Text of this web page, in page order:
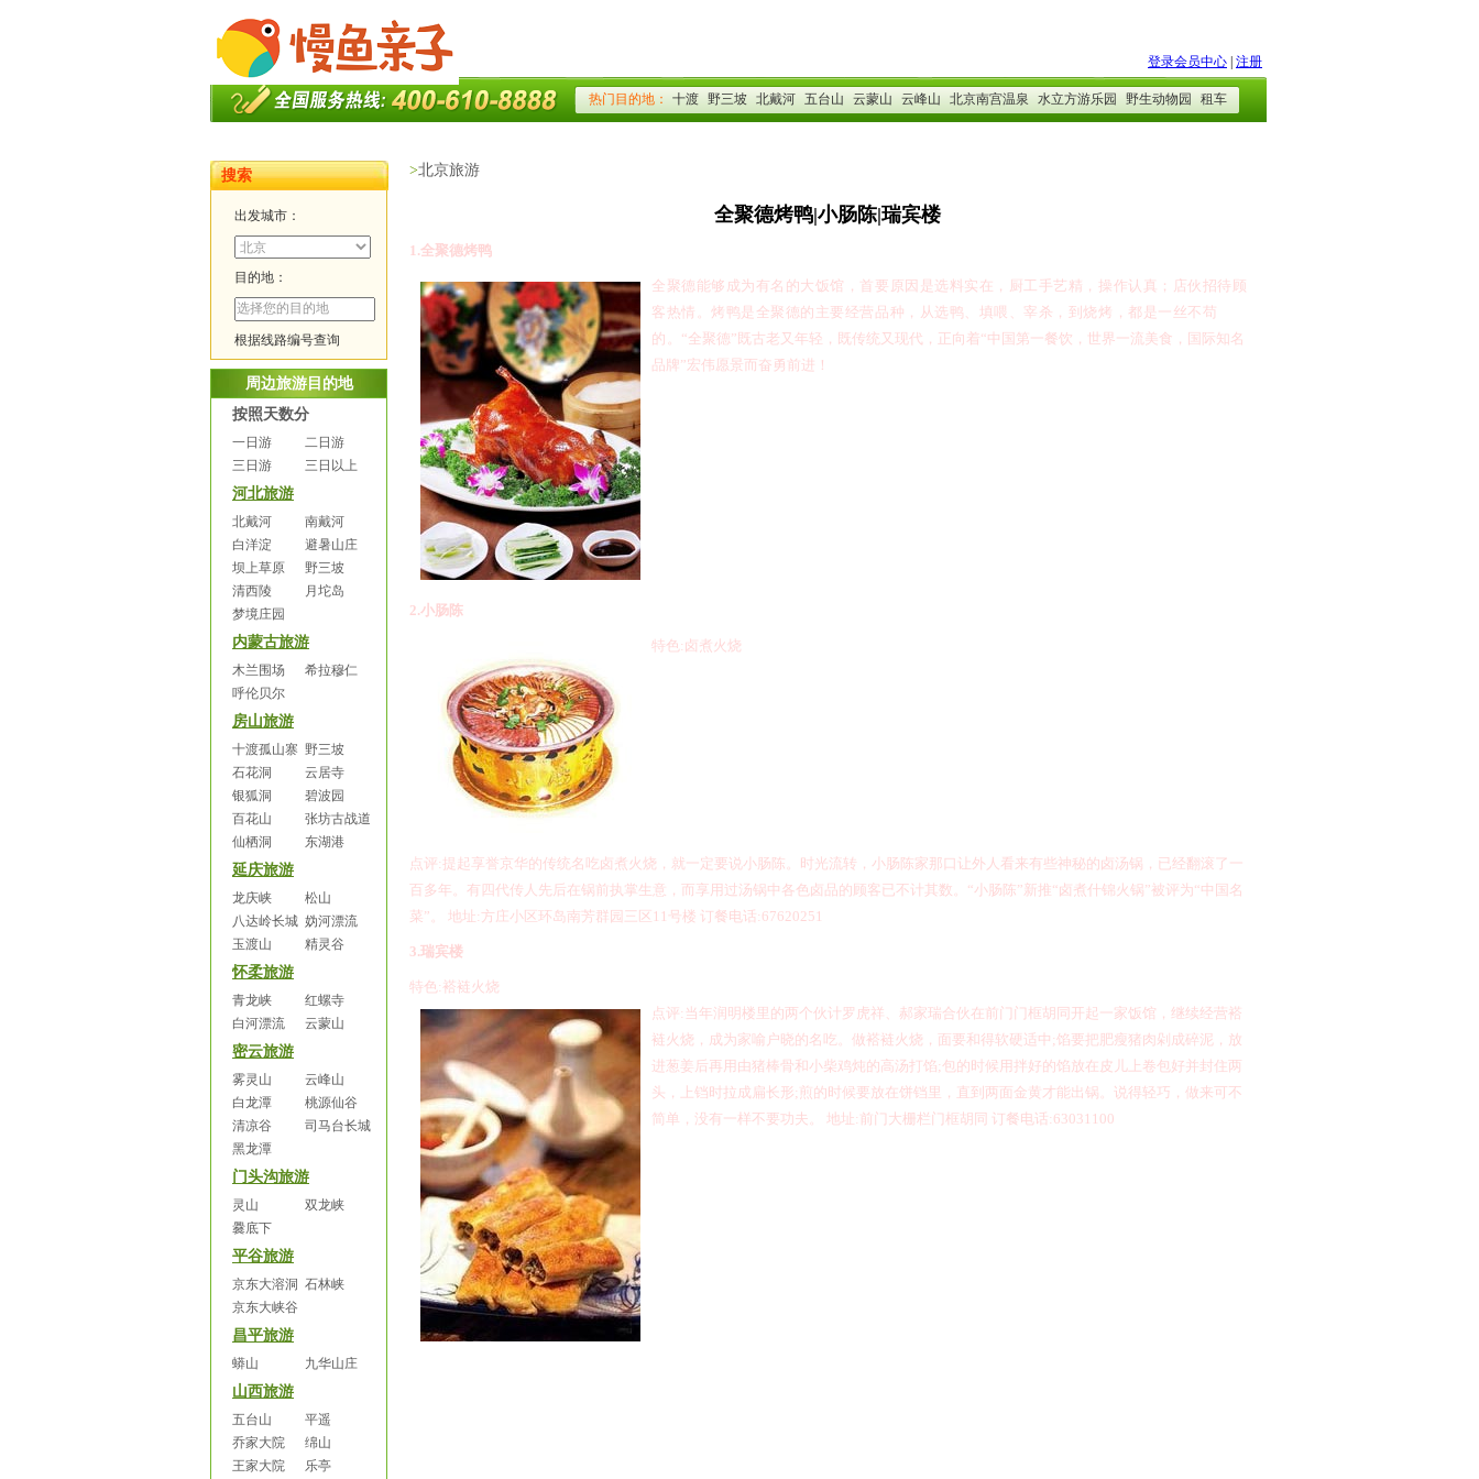
搜索
出发城市：
目的地：
根据线路编号查询
周边旅游目的地
按照天数分
一日游
二日游
三日游
三日以上
河北旅游
北戴河
南戴河
白洋淀
避暑山庄
坝上草原
野三坡
清西陵
月坨岛
梦境庄园
内蒙古旅游
木兰围场
希拉穆仁
呼伦贝尔
房山旅游
十渡孤山寨 野三坡
石花洞
云居寺
银狐洞
碧波园
百花山
张坊古战道
仙栖洞
东湖港
延庆旅游
龙庆峡
松山
八达岭长城 妫河漂流
玉渡山
精灵谷
怀柔旅游
青龙峡
红螺寺
白河漂流
云蒙山
密云旅游
雾灵山
云峰山
白龙潭
桃源仙谷
清凉谷
司马台长城
黑龙潭
门头沟旅游
灵山
双龙峡
爨底下
平谷旅游
京东大溶洞 石林峡
京东大峡谷
昌平旅游
蟒山 九华山庄
山西旅游
五台山
平遥
乔家大院
绵山
王家大院
乐亭
>北京旅游
全聚德烤鸭|小肠陈|瑞宾楼
1.全聚德烤鸭
全聚德能够成为有名的大饭馆，首要原因是选料实在，厨工手艺精，操作认真；店伙招待顾
客热情。烤鸭是全聚德的主要经营品种，从选鸭、填喂、宰杀，到烧烤，都是一丝不苟
的。 “全聚德” 既古老又年轻，既传统又现代，正向着 “中国第一餐饮，世界一流美食，国际知名
品牌”宏伟愿景而奋勇前进！
2.小肠陈
特色: 卤煮火烧
点评 :提起享誉京华的传统名吃卤煮火烧，就一定要说小肠陈。时光流转，小肠陈家那口让外人看来有些神秘的卤汤锅，已经翻滚了一
百多年。有四代传人先后在锅前执掌生意，而享用过汤锅中各色卤品的顾客已不计其数。“小肠陈”新推“卤煮什锦火锅”被评为“中国名
菜”。
地址: 方庄小区环岛南芳群园三区 11 号楼 订餐电话 :67620251
3.瑞宾楼
特色: 褡裢火烧
点评 : 当年润明楼里的两个伙计罗虎祥、郝家瑞合伙在前门门框胡同开起一家饭馆，继续经营褡
裢火烧，成为家喻户晓的名吃。做褡裢火烧，面要和得软硬适中 ;馅要把肥瘦猪肉剁成碎泥，放
进葱姜后再用由猪棒骨和小柴鸡炖的高汤打馅; 包的时候用拌好的馅放在皮儿上卷包好并封住两
头，上铛时拉成扁长形; 煎的时候要放在饼铛里，直到两面金黄才能出锅。说得轻巧，做来可不
简单，没有一样不要功夫。
地址: 前门大栅栏门框胡同 订餐电话 :63031100